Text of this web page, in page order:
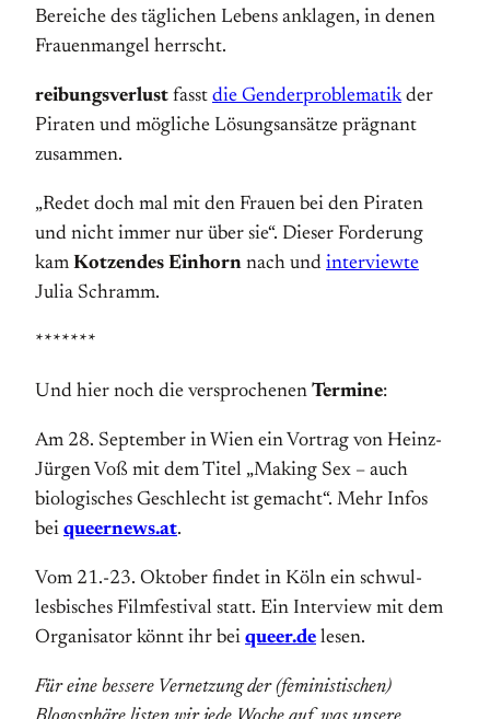
Bereiche des täglichen Lebens anklagen, in denen
Frauenmangel herrscht.
reibungsverlust fasst die Genderproblematikder
Piraten und mögliche Lösungsansätze prägnant
zusammen.
„Redet doch mal mit den Frauen bei den Piraten
und nicht immer nur über sie“. Dieser Forderung
kam Kotzendes Einhorn nach und interviewte
Julia Schramm.
*******
Und hier noch die versprochenen Termine:
Am 28. September in Wien ein Vortrag von Heinz-
Jürgen Voß mit dem Titel „Making Sex – auch
biologisches Geschlecht ist gemacht“. Mehr Infos
bei queernews.at.
Vom 21.-23. Oktober findet in Köln ein schwul-
lesbisches Filmfestival statt. Ein Interview mit dem
Organisator könnt ihr bei queer.de lesen.
Für eine bessere Vernetzung der (feministischen)